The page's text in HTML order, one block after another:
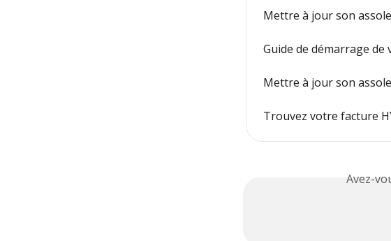
Mettre à jour son
Guide de démarrage de
Mettre à jour son
Trouvez votre facture
Avez-